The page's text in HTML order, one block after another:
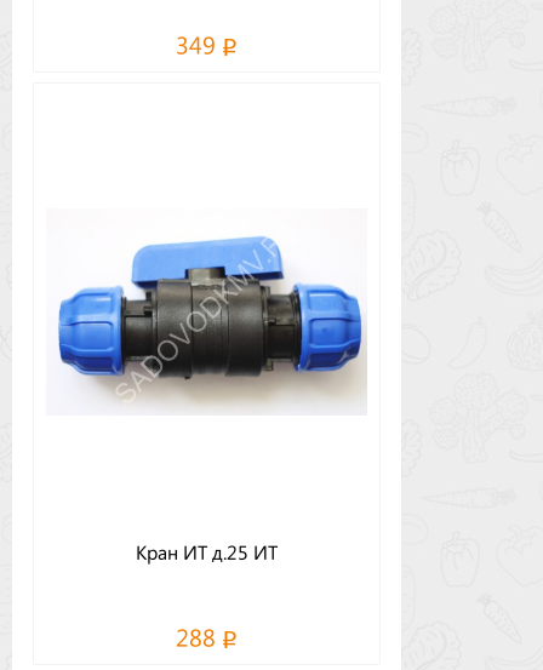
349
Кран ИТ д.25 ИТ
288